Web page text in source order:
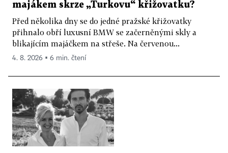
majákem skrze „Turkovu“ křižovatku?
Před několika dny se do jedné pražské křižovatky
přihnalo obří luxusní BMW se začerněnými skly a
blikajícím majáčkem na střeše. Na červenou...
4. 8. 2026 ▪ 6 min. čtení